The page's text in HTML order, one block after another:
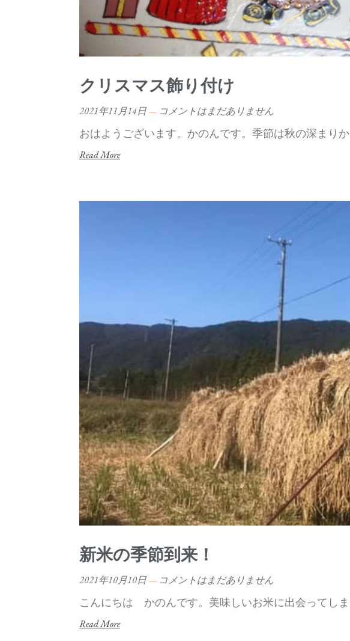
クリスマス飾り付け
2021年11月14日
コメントはまだありません
おはようございます。かのんです。季節は秋の深まりか
Read More
新米の季節到来！
2021年10月10日
コメントはまだありません
こんにちは かのんです。美味しいお米に出会ってしま
Read More